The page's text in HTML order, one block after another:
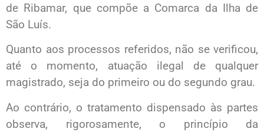
de Ribamar, que compõe a Comarca da Ilha de
São Luís.
Quanto aos processos referidos, não se verificou,
até o momento, atuação ilegal de qualquer
magistrado, seja do primeiro ou do segundo grau.
Ao contrário, o tratamento dispensado às partes
observa, rigorosamente, o princípio da